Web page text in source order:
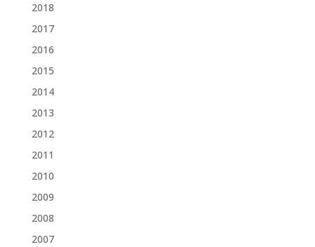
2018
2017
2016
2015
2014
2013
2012
2011
2010
2009
2008
2007